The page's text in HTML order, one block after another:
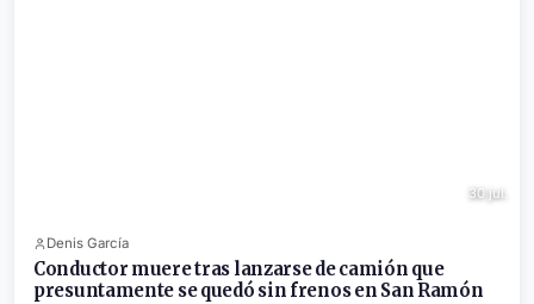
30 jul.
Denis García
Conductor muere tras lanzarse de camión que
presuntamente se quedó sin frenos en San Ramón